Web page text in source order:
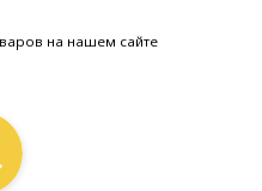
на нашем сайте